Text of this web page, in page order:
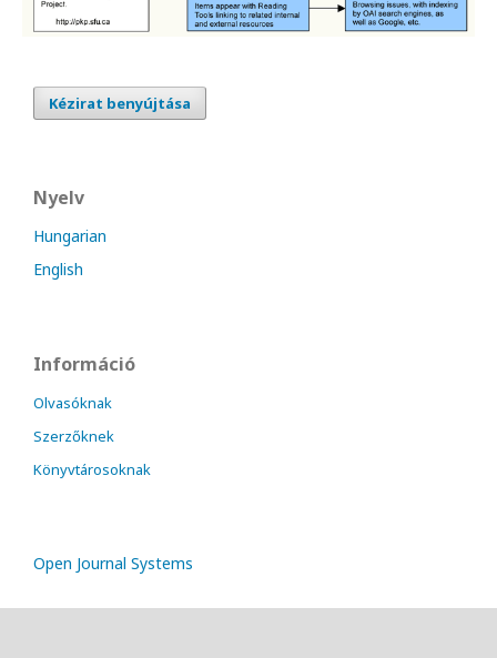
Kézirat benyújtása
Nyelv
Hungarian
English
Információ
Olvasóknak
Szerzőknek
Könyvtárosoknak
Open Journal Systems